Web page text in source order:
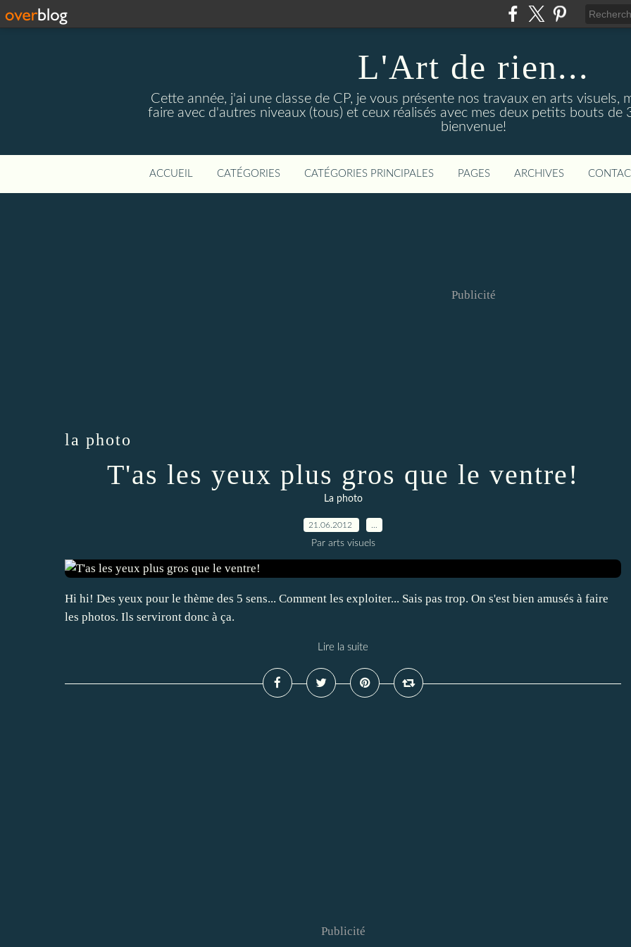
L'Art de rien...
Cette année, j'ai une classe de CP, je vous présente nos travaux en arts visuels,
faire avec d'autres niveaux (tous) et ceux réalisés avec mes deux petits bouts
bienvenue!
ACCUEIL CATÉGORIES CATÉGORIES PRINCIPALES PAGES ARCHIVES
Publicité
la photo
T'as les yeux plus gros que le ventre!
La photo
21.06.2012
Par arts visuels
Hi hi! Des yeux pour le thème des 5 sens... Comment les exploiter... Sais pas trop. On s'est bien amusés à faire
les photos. Ils serviront donc à ça.
Lire la suite
Publicité